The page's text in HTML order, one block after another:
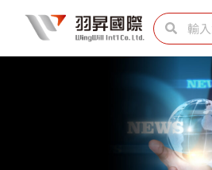
主
搜
尋 尋